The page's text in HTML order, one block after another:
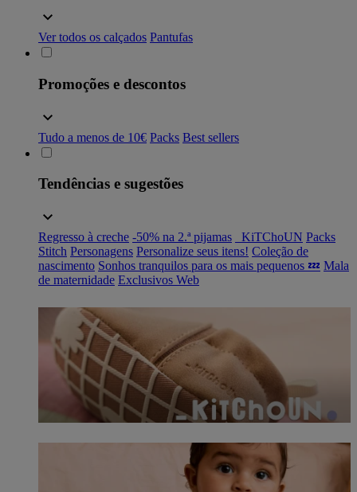
Ver todos os calçados Pantufas
Promoções e descontos
Tudo a menos de 10€ Packs Best sellers
Tendências e sugestões
Regresso à creche -50% na 2.ª pijamas _KiTChoUN Packs
Stitch Personagens Personalize seus itens! Coleção de
nascimento Sonhos tranquilos para os mais pequenos 💤 Mala
de maternidade Exclusivos Web